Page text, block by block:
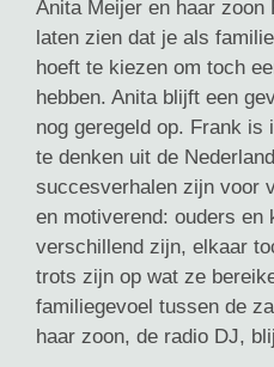
Anita Meijer en haar zoon
laten zien dat je als
hoeft te kiezen om toch
hebben. Anita blijft een
nog geregeld op. Frank is
te denken uit de
succesverhalen zijn voor
en motiverend: ouders en
verschillend zijn, elkaar
trots zijn op wat ze
familiegevoel tussen de
haar zoon, de radio DJ,